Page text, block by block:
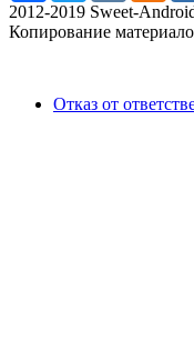
2012-2019 Sweet-
Копирование
Отказ от